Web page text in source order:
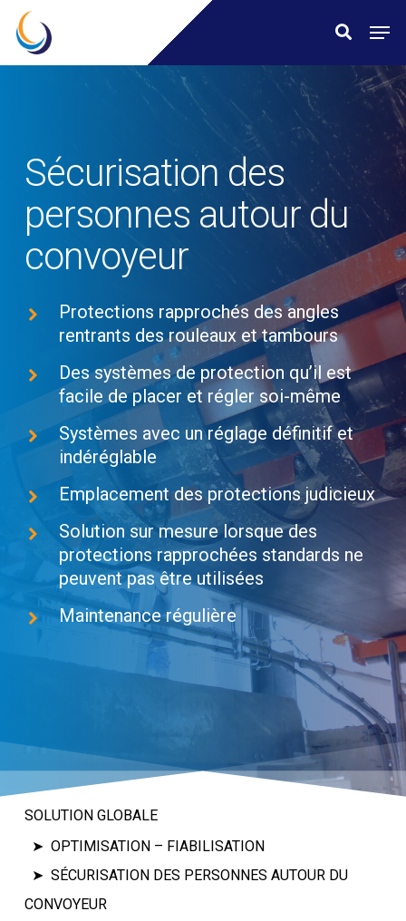
Skip
main
search
Sécurisation des
personnes autour du
convoyeur
Protections rapprochés des angles
rentrants des rouleaux et tambours
Des systèmes de protection qu’il est
facile de placer et régler soi-même
Systèmes avec un réglage définitif et
indéréglable
Emplacement des protections judicieux
Solution sur mesure lorsque des
protections rapprochées standards ne
peuvent pas être utilisées
Maintenance régulière
SOLUTION GLOBALE
OPTIMISATION – FIABILISATION
SÉCURISATION DES PERSONNES AUTOUR DU
CONVOYEUR